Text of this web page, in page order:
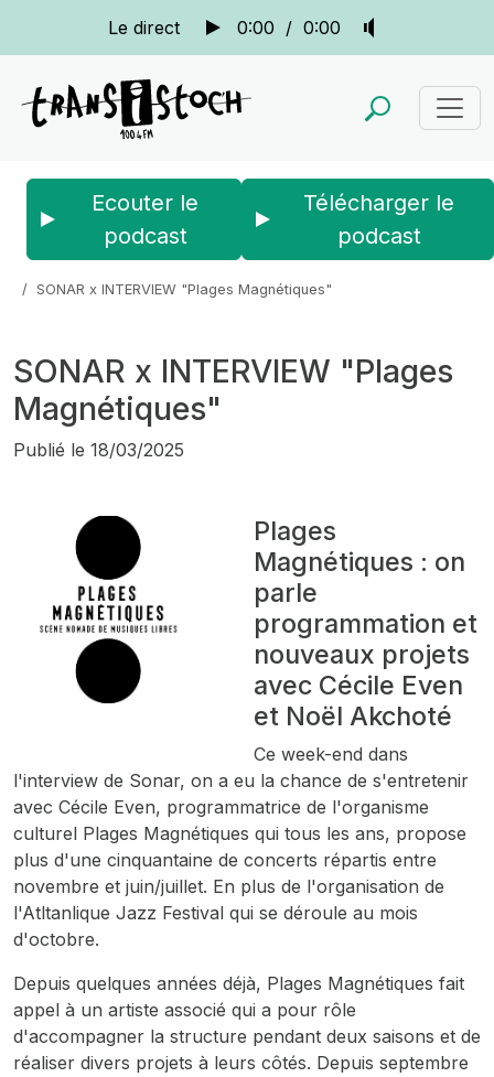
Le direct 0:00 / 0:00
Ecouter le
podcast
Télécharger le
podcast
SONAR x INTERVIEW "Plages Magnétiques"
SONAR x INTERVIEW "Plages
Magnétiques"
Publié le 18/03/2025
Plages
Magnétiques : on
parle
programmation et
nouveaux projets
avec Cécile Even
et Noël Akchoté
Ce week-end dans
l'interview de Sonar, on a eu la chance de s'entretenir
avec Cécile Even, programmatrice de l'organisme
culturel Plages Magnétiques qui tous les ans, propose
plus d'une cinquantaine de concerts répartis entre
novembre et juin/juillet. En plus de l'organisation de
l'Atltanlique Jazz Festival qui se déroule au mois
d'octobre.
Depuis quelques années déjà, Plages Magnétiques fait
appel à un artiste associé qui a pour rôle
d'accompagner la structure pendant deux saisons et de
réaliser divers projets à leurs côtés. Depuis septembre